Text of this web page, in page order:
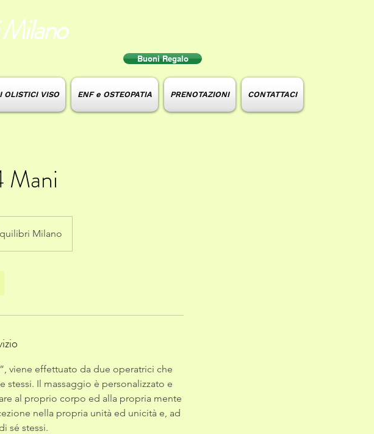
Buoni Regalo
OLISTICI VISO ENF e OSTEOPATIA PRENOTAZIONI CONTATTACI
Mani
Milano
viene effettuato da due operatrici che
stessi. Il massaggio è personalizzato e
al proprio corpo ed alla propria mente
nella propria unità ed unicità e, ad
sé stessi.